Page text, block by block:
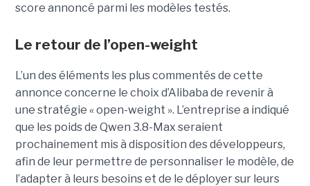
score annoncé parmi les modèles testés.
Le retour de l’open-weight
L’un des éléments les plus commentés de cette
annonce concerne le choix d’Alibaba de revenir à
une stratégie « open-weight ». L’entreprise a indiqué
que les poids de Qwen 3.8-Max seraient
prochainement mis à disposition des développeurs,
afin de leur permettre de personnaliser le modèle, de
l’adapter à leurs besoins et de le déployer sur leurs